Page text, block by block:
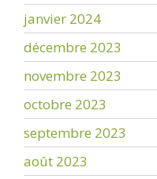
janvier 2024
décembre 2023
novembre 2023
octobre 2023
septembre 2023
août 2023